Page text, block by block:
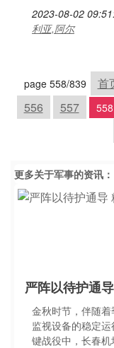
2023-08-02
利亚,阿尔
page 558/839 首
556
557 558
更多关于军事的资讯：
严阵以待护通
金秋时节，伴随
监视设备的稳定
键战役中，长春